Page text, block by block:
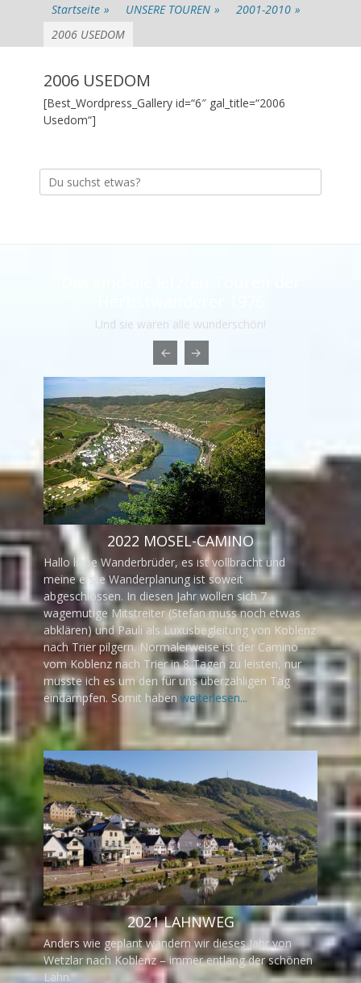
Startseite » UNSERE TOUREN » 2001-2010 »
2006 USEDOM
2006 USEDOM
[Best_Wordpress_Gallery id=“6″ gal_title=“2006
Usedom“]
Suche
nach:
Und sie waren alle wunderschön!
2022 MOSEL-CAMINO
Hallo liebe Wanderbrüder, es ist vollbracht und
meine erste Wanderplanung ist soweit
abgeschlossen. In diesen Jahr wollen sich 7
wagemutige Mitstreiter (Stefan muss noch etwas
abklären) und Pauli als Luxusbegleitung von Koblenz
nach Trier pilgern. Normalerweise ist der Camino
vom Koblenz nach Trier in 8 Tagen zu leisten, nur
musste ich es um den für uns überzähligen Tag
eindampfen. Somit haben weiterlesen...
2021 LAHNWEG
Anders wie geplant wandern wir dieses Jahr von
Wetzlar nach Koblenz – immer entlang der schönen
Lahn.